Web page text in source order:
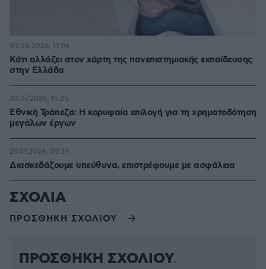
Κάτι αλλάζει στον χάρτη της πανεπιστημιακής εκπαίδευσης
στην Ελλάδα
03.08.2026, 11:06
Εθνική Τράπεζα: Η κορυφαία επιλογή για τη χρηματοδότηση
μεγάλων έργων
30.07.2026, 15:25
Διασκεδάζουμε υπεύθυνα, επιστρέφουμε με ασφάλεια
29.07.2026, 09:39
ΣΧΟΛΙΑ
ΠΡΟΣΘΗΚΗ ΣΧΟΛΙΟΥ
ΠΡΟΣΘΗΚΗ ΣΧΟΛΙΟΥ